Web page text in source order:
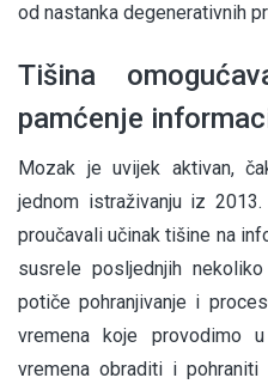
od nastanka degenerativnih
Tišina
pamćenje
Mozak je uvijek aktivan,
jednom istraživanju iz
proučavali učinak tišine na
susrele posljednjih
potiče pohranjivanje i
vremena koje provodimo
vremena obraditi i